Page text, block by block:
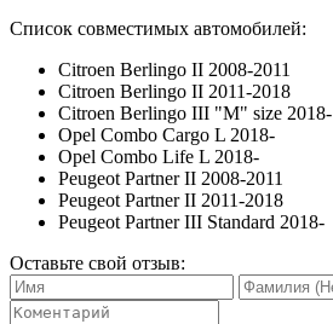
Список совместимых автомобилей:
Citroen Berlingo II 2008-2011
Citroen Berlingo II 2011-2018
Citroen Berlingo III "M" size 2018-
Opel Combo Cargo L 2018-
Opel Combo Life L 2018-
Peugeot Partner II 2008-2011
Peugeot Partner II 2011-2018
Peugeot Partner III Standard 2018-
Оставьте свой отзыв: